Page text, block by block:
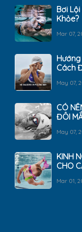
Bơi
Khỏe?
Mar 07,
Cách
May 07,
CÓ
ĐÔI
May 07,
KINH
CHO
Mar 01,